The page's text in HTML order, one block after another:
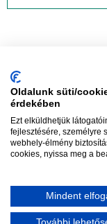
Oldalunk süti/
érdekében
Ezt elküldhetjük
fejlesztésére, személyre
webhely-élmény
cookies, nyissa meg a
Mindent